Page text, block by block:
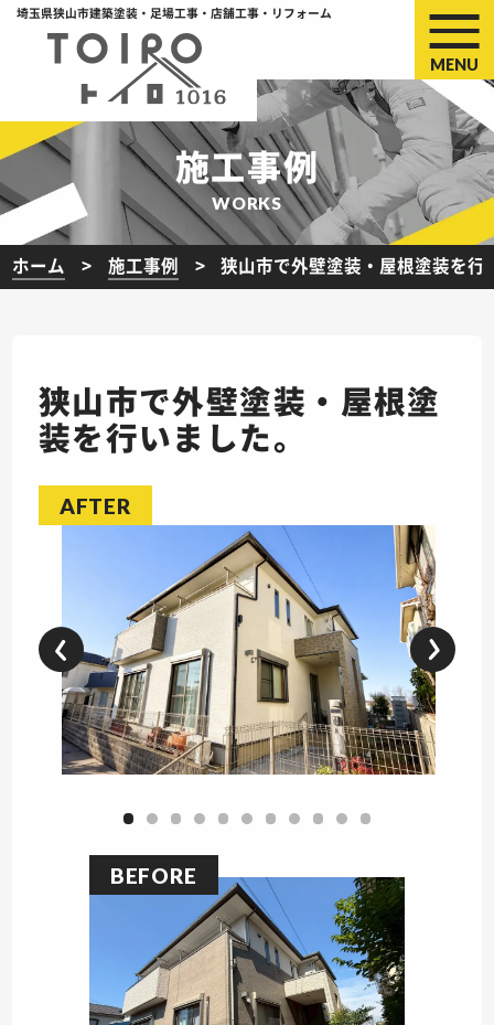
埼玉県狭山市建築塗装・足場工事・店舗工事・リフォーム
MENU
施工事例
WORKS
ホーム 施工事例 狭山市で外壁塗装・屋根塗装を行
狭山市で外壁塗装・屋根塗
装を行いました。